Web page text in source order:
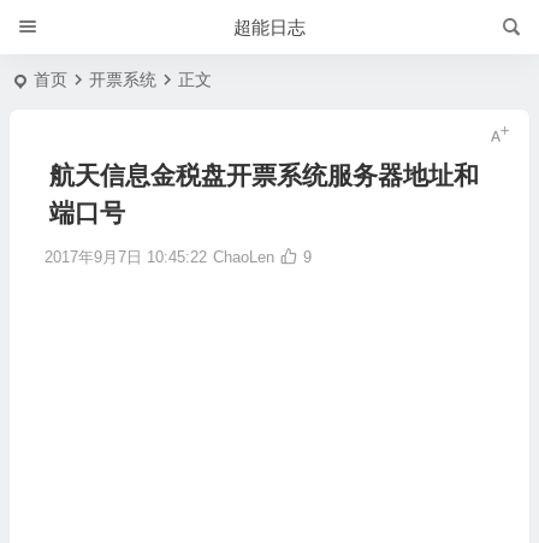
超能日志
首页 开票系统 正文
航天信息金税盘开票系统服务器地址和
端口号
2017年9月7日 10:45:22 ChaoLen 9